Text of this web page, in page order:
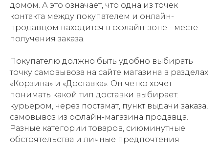
домом. А это означает, что одна из точек
контакта между покупателем и онлайн-
продавцом находится в офлайн-зоне - месте
получения заказа.
Покупателю должно быть удобно выбирать
точку самовывоза на сайте магазина в разделах
«Корзина» и «Доставка». Он четко хочет
понимать какой тип доставки выбирает:
курьером, через постамат, пункт выдачи заказа,
самовывоз из офлайн-магазина продавца.
Разные категории товаров, сиюминутные
обстоятельства и личные предпочтения